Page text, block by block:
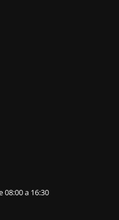
08:00 a 16:30